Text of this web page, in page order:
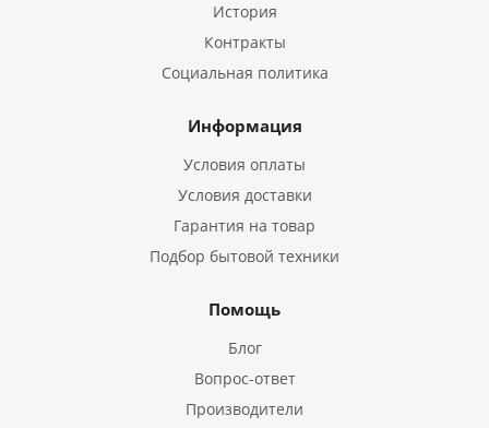
История
Контракты
Социальная политика
Информация
Условия оплаты
Условия доставки
Гарантия на товар
Подбор бытовой техники
Помощь
Блог
Вопрос-ответ
Производители